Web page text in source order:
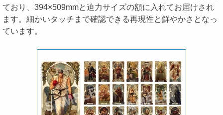
ており、394×509mmと迫力サイズの額に入れてお届けされ
ます。細かいタッチまで確認できる再現性と鮮やかさとなっ
ています。